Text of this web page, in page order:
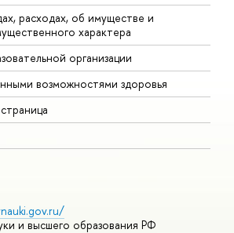
расходах, об имуществе и
характера
организации
возможностями здоровья
и высшего образования РФ